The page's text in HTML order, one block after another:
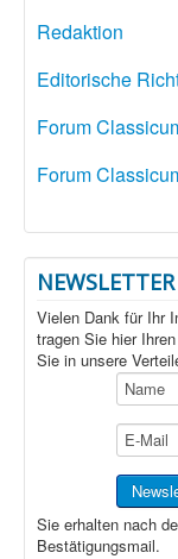
Redaktion
Editorische
Forum
Forum
Vielen Dank für Ihr
tragen Sie hier
Sie in unsere
Sie erhalten nach
Bestätigungsmail.